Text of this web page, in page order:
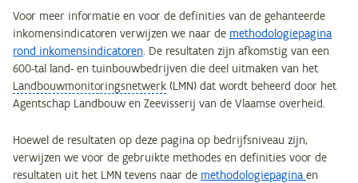
Voor meer informatie en voor de definities van de gehanteerde
inkomensindicatoren verwijzen we naar de methodologiepagina
rond inkomensindicatoren. De resultaten zijn afkomstig van een
600-tal land- en tuinbouwbedrijven die deel uitmaken van het
Landbouwmonitoringsnetwerk (LMN) dat wordt beheerd door het
Agentschap Landbouw en Zeevisserij van de Vlaamse overheid.
Hoewel de resultaten op deze pagina op bedrijfsniveau zijn,
verwijzen we voor de gebruikte methodes en definities voor de
resultaten uit het LMN tevens naar de methodologiepagina en